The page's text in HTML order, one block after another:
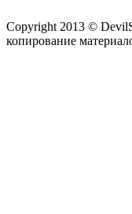
Copyright 2013 ©
копирование